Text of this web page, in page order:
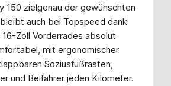
150 zielgenau der gewünschten
bleibt auch bei Topspeed dank
Zoll Vorderrades absolut
mit ergonomischer
Soziusfußrasten,
und Beifahrer jeden Kilometer.